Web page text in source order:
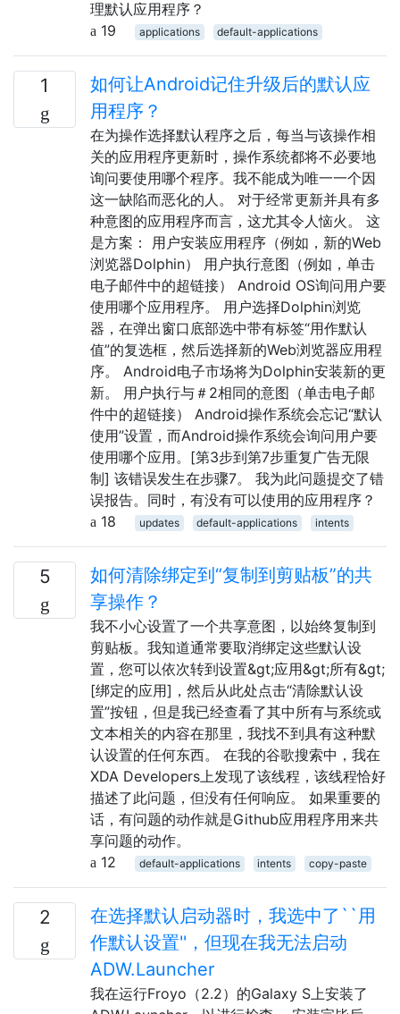
理默认应用程序？
19
applications default-applications
1
如何让Android记住升级后的默认应
用程序？
在为操作选择默认程序之后，每当与该操作相
关的应用程序更新时，操作系统都将不必要地
询问要使用哪个程序。我不能成为唯一一个因
这一缺陷而恶化的人。 对于经常更新并具有多
种意图的应用程序而言，这尤其令人恼火。 这
是方案： 用户安装应用程序（例如，新的Web
浏览器Dolphin） 用户执行意图（例如，单击
电子邮件中的超链接） Android OS询问用户要
使用哪个应用程序。 用户选择Dolphin浏览
器，在弹出窗口底部选中带有标签“用作默认
值”的复选框，然后选择新的Web浏览器应用程
序。 Android电子市场将为Dolphin安装新的更
新。 用户执行与＃2相同的意图（单击电子邮
件中的超链接） Android操作系统会忘记“默认
使用”设置，而Android操作系统会询问用户要
使用哪个应用。[第3步到第7步重复广告无限
制] 该错误发生在步骤7。 我为此问题提交了错
误报告。同时，有没有可以使用的应用程序？
18
updates default-applications intents
5
如何清除绑定到“复制到剪贴板”的共
享操作？
我不小心设置了一个共享意图，以始终复制到
剪贴板。我知道通常要取消绑定这些默认设
置，您可以依次转到设置&gt;应用&gt;所有&gt;
[绑定的应用]，然后从此处点击“清除默认设
置”按钮，但是我已经查看了其中所有与系统或
文本相关的内容在那里，我找不到具有这种默
认设置的任何东西。 在我的谷歌搜索中，我在
XDA Developers上发现了该线程，该线程恰好
描述了此问题，但没有任何响应。 如果重要的
话，有问题的动作就是Github应用程序用来共
享问题的动作。
12
default-applications intents copy-paste
2
在选择默认启动器时，我选中了``用
作默认设置''，但现在我无法启动
ADW.Launcher
我在运行Froyo（2.2）的Galaxy S上安装了